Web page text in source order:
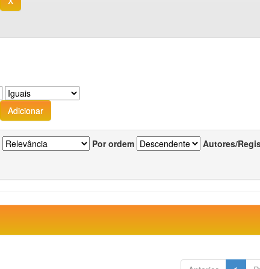
Por ordem Autores/